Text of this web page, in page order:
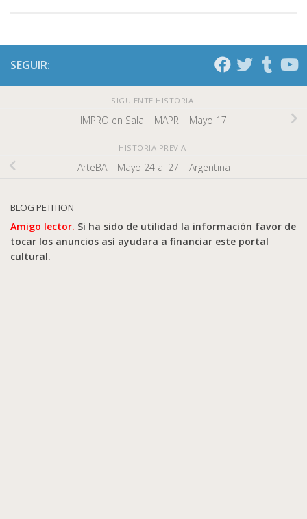
SEGUIR:
SIGUIENTE HISTORIA
IMPRO en Sala | MAPR | Mayo 17
HISTORIA PREVIA
ArteBA | Mayo 24 al 27 | Argentina
BLOG PETITION
Amigo lector. Si ha sido de utilidad la información favor de
tocar los anuncios así ayudara a financiar este portal
cultural.